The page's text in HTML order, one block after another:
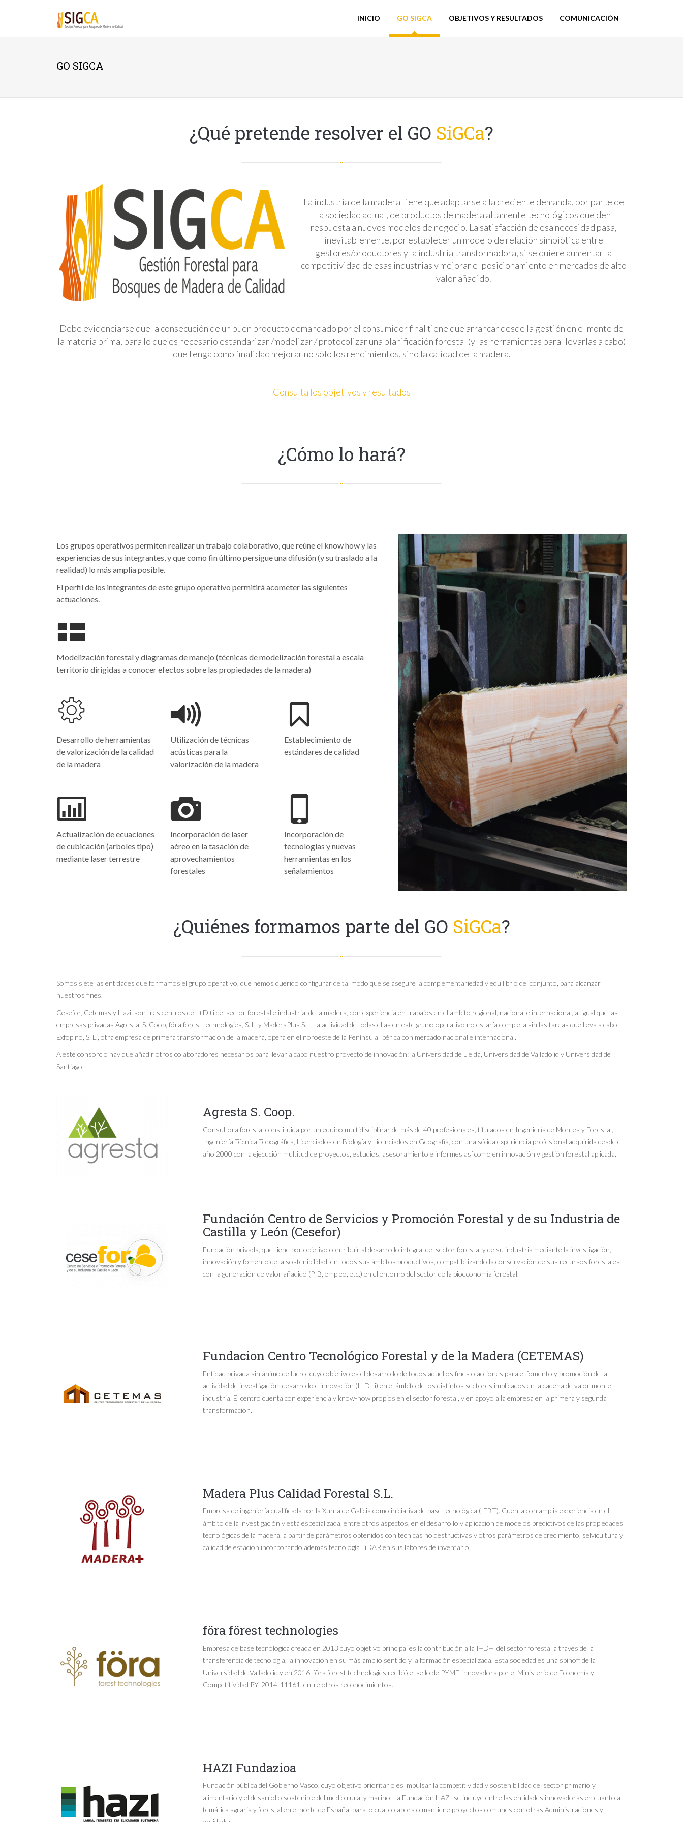
INICIO
GO SIGCA OBJETIVOS Y RESULTADOS COMUNICACIÓN
GO SIGCA
¿Qué pretende resolver el GO SiGCa?
La industria de la madera tiene que adaptarse a la creciente demanda, por parte de
la sociedad actual, de productos de madera altamente tecnológicos que den
respuesta a nuevos modelos de negocio. La satisfacción de esa necesidad pasa,
inevitablemente, por establecer un modelo de relación simbiótica entre
gestores/productores y la industria transformadora, si se quiere aumentar la
competitividad de esas industrias y mejorar el posicionamiento en mercados de alto
valor añadido.
Debe evidenciarse que la consecución de un buen producto demandado por el consumidor final tiene que arrancar desde la gestión en el monte de
la materia prima, para lo que es necesario estandarizar /modelizar / protocolizar una planificación forestal (y las herramientas para llevarlas a cabo)
que tenga como finalidad mejorar no sólo los rendimientos, sino la calidad de la madera.
Consulta los objetivos y resultados
¿Cómo lo hará?
Los grupos operativos permiten realizar un trabajo colaborativo, que reúne el know how y las
experiencias de sus integrantes, y que como fin último persigue una difusión (y su traslado a la
realidad) lo más amplia posible.
El perfil de los integrantes de este grupo operativo permitirá acometer las siguientes
actuaciones.
Modelización forestal y diagramas de manejo (técnicas de modelización forestal a escala
territorio dirigidas a conocer efectos sobre las propiedades de la madera)
Desarrollo de herramientas
de valorización de la calidad
de la madera
Utilización de técnicas
acústicas para la
valorización de la madera
Establecimiento de
estándares de calidad
Actualización de ecuaciones
de cubicación (arboles tipo)
mediante laser terrestre
Incorporación de laser
aéreo en la tasación de
aprovechamientos
forestales
Incorporación de
tecnologías y nuevas
herramientas en los
señalamientos
¿Quiénes formamos parte del GO SiGCa?
Somos siete las entidades que formamos el grupo operativo, que hemos querido configurar de tal modo que se asegure la complementariedad y equilibrio del conjunto, para alcanzar
nuestros fines.
Cesefor, Cetemas y Hazi, son tres centros de I+D+i del sector forestal e industrial de la madera, con experiencia en trabajos en el ámbito regional, nacional e internacional, al igual que las
empresas privadas Agresta, S. Coop, föra forest technologies, S. L. y MaderaPlus S.L. La actividad de todas ellas en este grupo operativo no estaría completa sin las tareas que lleva a cabo
Exfopino, S. L., otra empresa de primera transformación de la madera, opera en el noroeste de la Península Ibérica con mercado nacional e internacional.
A este consorcio hay que añadir otros colaboradores necesarios para llevar a cabo nuestro proyecto de innovación: la Universidad de Lleida, Universidad de Valladolid y Universidad de
Santiago.
Agresta S. Coop.
Consultora forestal constituida por un equipo multidisciplinar de más de 40 profesionales, titulados en Ingeniería de Montes y Forestal,
Ingeniería Técnica Topográfica, Licenciados en Biología y Licenciados en Geografía, con una sólida experiencia profesional adquirida desde el
año 2000 con la ejecución multitud de proyectos, estudios, asesoramiento e informes así como en innovación y gestión forestal aplicada.
Fundación Centro de Servicios y Promoción Forestal y de su Industria de
Castilla y León (Cesefor)
Fundación privada, que tiene por objetivo contribuir al desarrollo integral del sector forestal y de su industria mediante la investigación,
innovación y fomento de la sostenibilidad, en todos sus ámbitos productivos, compatibilizando la conservación de sus recursos forestales
con la generación de valor añadido (PIB, empleo, etc.) en el entorno del sector de la bioeconomía forestal.
Fundacion Centro Tecnológico Forestal y de la Madera (CETEMAS)
Entidad privada sin ánimo de lucro, cuyo objetivo es el desarrollo de todos aquellos fines o acciones para el fomento y promoción de la
actividad de investigación, desarrollo e innovación (I+D+i) en el ámbito de los distintos sectores implicados en la cadena de valor monte-
industria. El centro cuenta con experiencia y know-how propios en el sector forestal, y en apoyo a la empresa en la primera y segunda
transformación.
Madera Plus Calidad Forestal S.L.
Empresa de ingeniería cualificada por la Xunta de Galicia como iniciativa de base tecnológica (IEBT). Cuenta con amplia experiencia en el
ámbito de la investigación y está especializada, entre otros aspectos, en el desarrollo y aplicación de modelos predictivos de las propiedades
tecnológicas de la madera, a partir de parámetros obtenidos con técnicas no destructivas y otros parámetros de crecimiento, selvicultura y
calidad de estación incorporando además tecnología LiDAR en sus labores de inventario.
föra förest technologies
Empresa de base tecnológica creada en 2013 cuyo objetivo principal es la contribución a la I+D+i del sector forestal a través de la
transferencia de tecnología, la innovación en su más amplio sentido y la formación especializada. Esta sociedad es una spinoff de la
Universidad de Valladolid y en 2016, föra forest technologies recibió el sello de PYME Innovadora por el Ministerio de Economía y
Competitividad PYI2014-11161, entre otros reconocimientos.
HAZI Fundazioa
Fundación pública del Gobierno Vasco, cuyo objetivo prioritario es impulsar la competitividad y sostenibilidad del sector primario y
alimentario y el desarrollo sostenible del medio rural y marino. La Fundación HAZI se incluye entre las entidades innovadoras en cuanto a
temática agraria y forestal en el norte de España, para lo cual colabora o mantiene proyectos comunes con otras Administraciones y